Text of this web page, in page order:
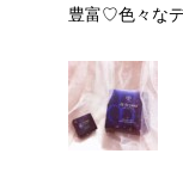
豊富♡色々な